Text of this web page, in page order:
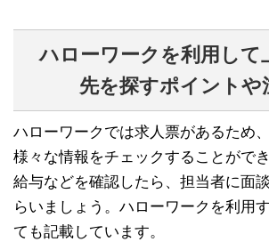
ハローワークを利用して
先を探すポイントや
ハローワークでは求人票があるため
様々な情報をチェックすることがで
給与などを確認したら、担当者に面
らいましょう。ハローワークを利用
ても記載しています。